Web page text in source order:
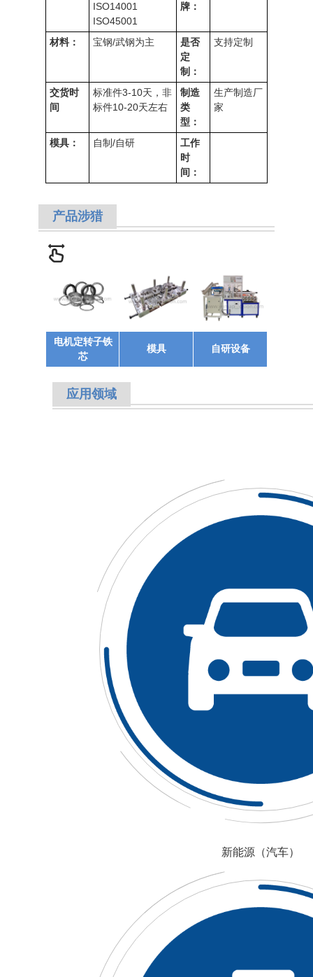
ISO14001
ISO45001
牌：
材料： 宝钢/武钢为主
是否
定
制：
支持定制
交货时
间
标准件3-10天，非
标件10-20天左右
制造
类
型：
生产制造厂
家
模具： 自制/自研
工作
时
间：
产品涉猎
电机定转子铁
芯
模具 自研设备
应用领域
新能源（汽车）